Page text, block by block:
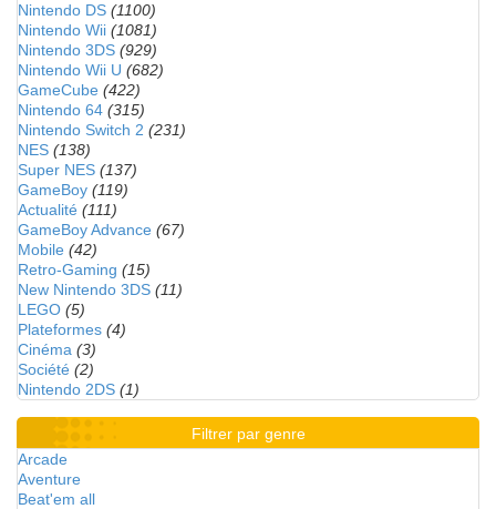
Nintendo DS (1100)
Nintendo Wii (1081)
Nintendo 3DS (929)
Nintendo Wii U (682)
GameCube (422)
Nintendo 64 (315)
Nintendo Switch 2 (231)
NES (138)
Super NES (137)
GameBoy (119)
Actualité (111)
GameBoy Advance (67)
Mobile (42)
Retro-Gaming (15)
New Nintendo 3DS (11)
LEGO (5)
Plateformes (4)
Cinéma (3)
Société (2)
Nintendo 2DS (1)
Filtrer par genre
Arcade
Aventure
Beat'em all